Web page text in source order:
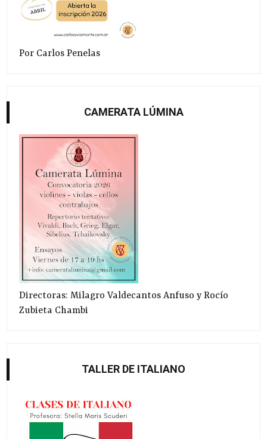
Por Carlos Penelas
CAMERATA LÚMINA
Directoras: Milagro Valdecantos Anfuso y Rocío
Zubieta Chambi
TALLER DE ITALIANO